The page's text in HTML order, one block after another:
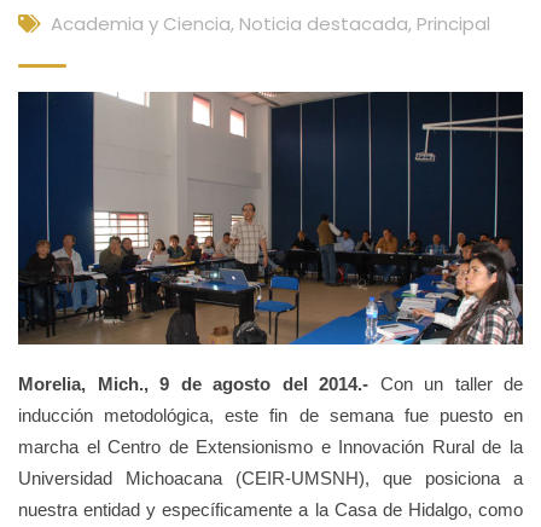
Academia y Ciencia, Noticia destacada, Principal
Morelia, Mich., 9 de agosto del 2014.- Con un taller de
inducción metodológica, este fin de semana fue puesto en
marcha el Centro de Extensionismo e Innovación Rural de la
Universidad Michoacana (CEIR-UMSNH), que posiciona a
nuestra entidad y específicamente a la Casa de Hidalgo, como